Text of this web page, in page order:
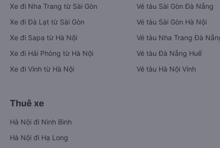
Xe đi Nha Trang từ Sài Gòn
Xe đi Đà Lạt từ Sài Gòn
Xe đi Sapa từ Hà Nội
Xe đi Hải Phòng từ Hà Nội
Xe đi Vinh từ Hà Nội
Vé tàu Sài Gòn Đà Nẵng
Vé tàu Sài Gòn Hà Nội
Vé tàu Nha Trang Đà
Vé tàu Đà Nẵng Huế
Vé tàu Hà Nội Vinh
Thuê xe
Hà Nội đi Ninh Bình
Hà Nội đi Hạ Long